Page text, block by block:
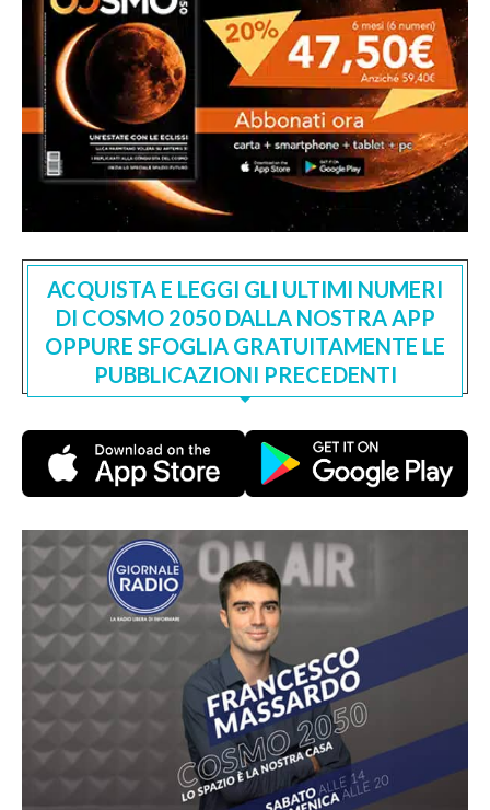
ACQUISTA E LEGGI GLI ULTIMI NUMERI
DI COSMO 2050 DALLA NOSTRA APP
OPPURE SFOGLIA GRATUITAMENTE LE
PUBBLICAZIONI PRECEDENTI